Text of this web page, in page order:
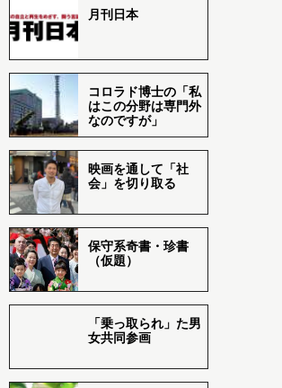
月刊日本
コロラド博士の「私
はこの分野は専門外
なのですが」
映画を通して「社
会」を切り取る
保守系奇書・珍書
（仮題）
「乗っ取られ」た男
女共同参画